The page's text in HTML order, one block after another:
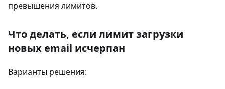
превышения лимитов.
Что делать, если лимит загрузки
новых email исчерпан
Варианты решения: